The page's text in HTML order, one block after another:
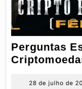
Perguntas
28 de julho de